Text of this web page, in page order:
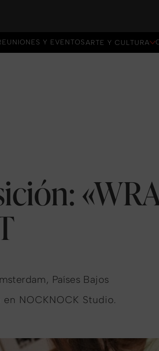
Y EVENTOS
Y EVENTOS
ARTE Y CULTURA
Países Bajos
NOCKNOCK Studio.